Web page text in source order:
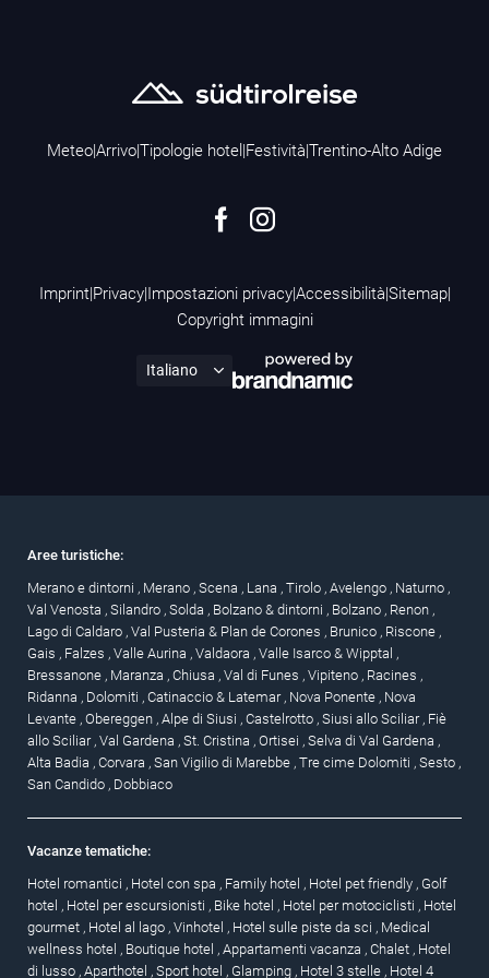
Meteo|Arrivo|Tipologie hotel |Festività|Trentino-Alto Adige
Imprint|Privacy|Impostazioni privacy|Accessibilità|Sitemap|
Copyright immagini
Aree turistiche:
Merano e dintorni , Merano , Scena , Lana , Tirolo , Avelengo , Naturno ,
Val Venosta , Silandro , Solda , Bolzano & dintorni , Bolzano , Renon ,
Lago di Caldaro , Val Pusteria & Plan de Corones , Brunico , Riscone ,
Gais , Falzes , Valle Aurina , Valdaora , Valle Isarco & Wipptal ,
Bressanone , Maranza , Chiusa , Val di Funes , Vipiteno , Racines ,
Ridanna , Dolomiti , Catinaccio & Latemar , Nova Ponente , Nova
Levante , Obereggen , Alpe di Siusi , Castelrotto , Siusi allo Sciliar , Fiè
allo Sciliar , Val Gardena , St. Cristina , Ortisei , Selva di Val Gardena ,
Alta Badia , Corvara , San Vigilio di Marebbe , Tre cime Dolomiti , Sesto ,
San Candido , Dobbiaco
Vacanze tematiche:
Hotel romantici , Hotel con spa , Family hotel , Hotel pet friendly , Golf
hotel , Hotel per escursionisti , Bike hotel , Hotel per motociclisti , Hotel
gourmet , Hotel al lago , Vinhotel , Hotel sulle piste da sci , Medical
wellness hotel , Boutique hotel , Appartamenti vacanza , Chalet , Hotel
di lusso , Aparthotel , Sport hotel , Glamping , Hotel 3 stelle , Hotel 4